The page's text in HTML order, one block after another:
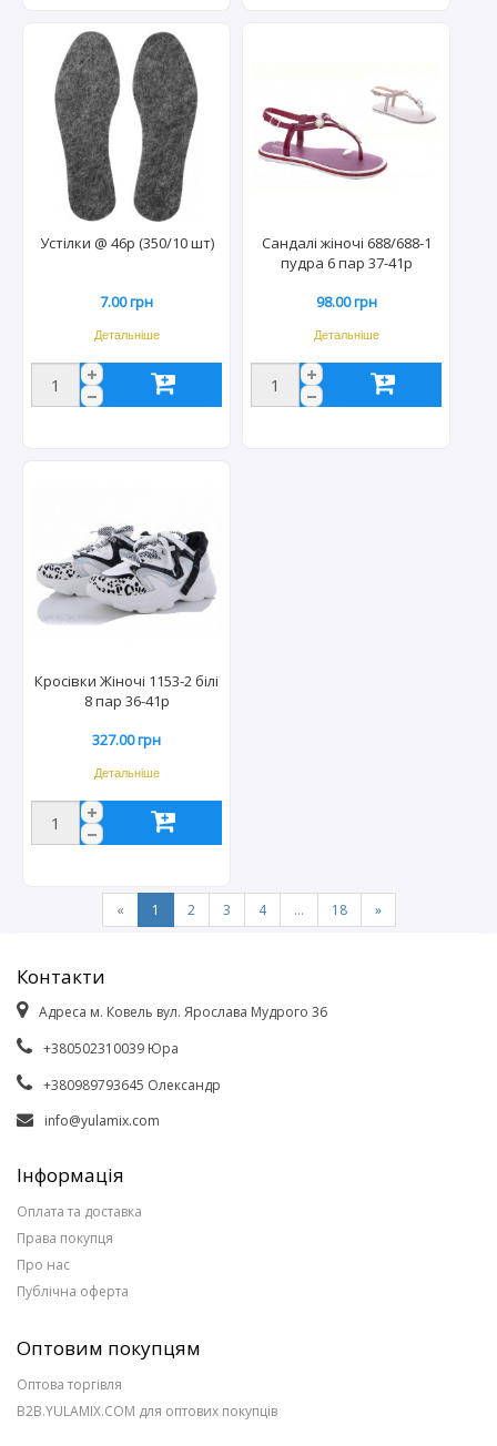
Устілки @ 46р (350/10 шт)
7.00 грн
Детальніше
Сандалі жіночі 688/688-1
пудра 6 пар 37-41р
98.00 грн
Детальніше
Кросівки Жіночі 1153-2 білі
8 пар 36-41р
327.00 грн
Детальніше
« 1 2 3 4 ... 18 »
Контакти
Адреса м. Ковель вул. Ярослава Мудрого 36
+380502310039 Юра
+380989793645 Олександр
info@yulamix.com
Інформація
Оплата та доставка
Права покупця
Про нас
Публічна оферта
Оптовим покупцям
Оптова торгівля
B2B.YULAMIX.COM для оптових покупців